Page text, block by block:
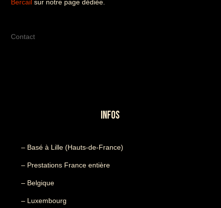
Bercail sur notre page dédiée.
Contact
INFOS
– Basé à Lille (Hauts-de-France)
– Prestations France entière
– Belgique
– Luxembourg